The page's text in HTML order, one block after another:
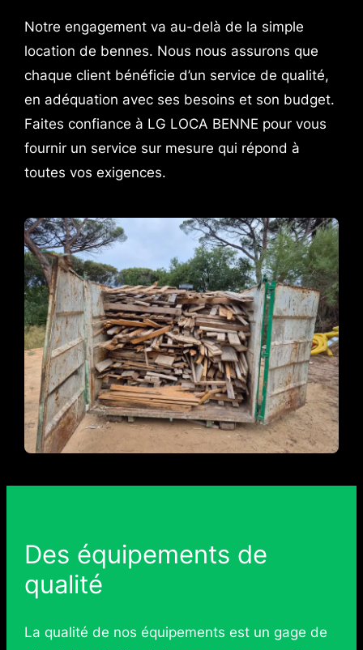
Notre engagement va au-delà de la simple
location de bennes. Nous nous assurons que
chaque client bénéficie d’un service de qualité,
en adéquation avec ses besoins et son budget.
Faites confiance à LG LOCA BENNE pour vous
fournir un service sur mesure qui répond à
toutes vos exigences.
Des équipements de
qualité
La qualité de nos équipements est un gage de